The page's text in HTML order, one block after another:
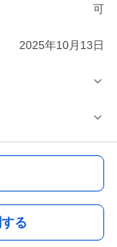
可
2025年10月13日
る